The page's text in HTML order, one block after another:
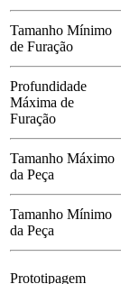
Tamanho Mínimo
de Furação
Profundidade
Máxima de
Furação
Tamanho Máximo
da Peça
Tamanho Mínimo
da Peça
Prototipagem